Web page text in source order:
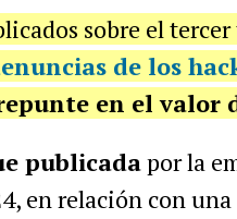
sobre el
de los
en el valor
publicadapor la
en relación con